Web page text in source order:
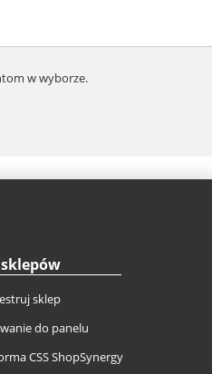
w wyborze.
sklep
do panelu
CSS ShopSynergy